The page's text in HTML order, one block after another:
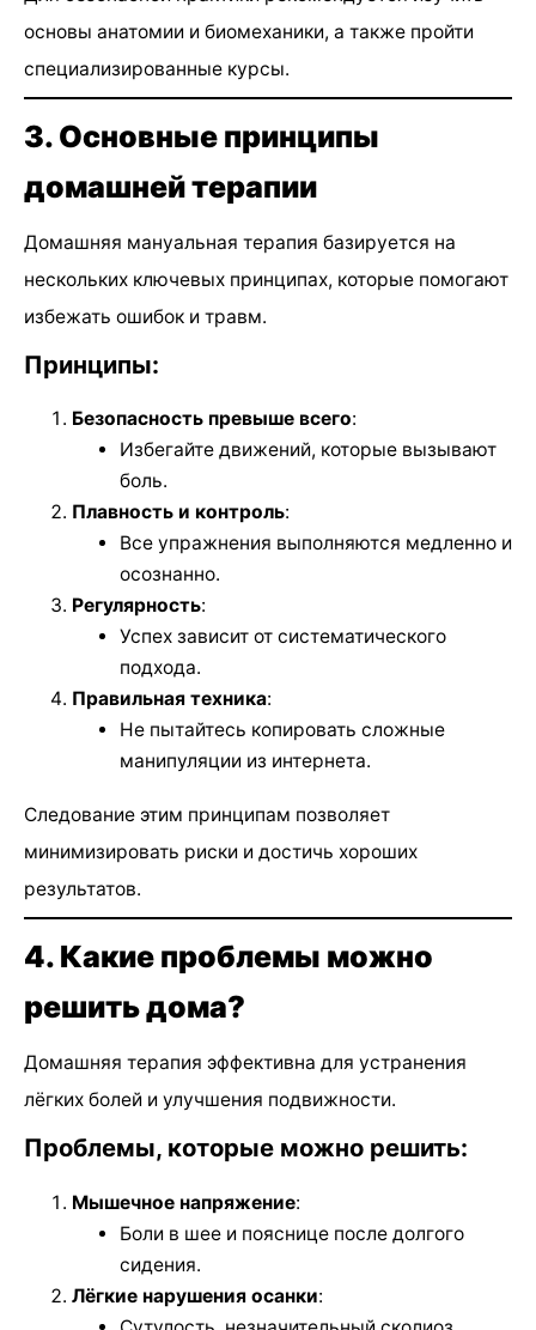
основы анатомии и биомеханики, а также пройти
специализированные курсы.
3. Основные принципы
домашней терапии
Домашняя мануальная терапия базируется на
нескольких ключевых принципах, которые помогают
избежать ошибок и травм.
Принципы:
Безопасность превыше всего:
Избегайте движений, которые вызывают
боль.
Плавность и контроль:
Все упражнения выполняются медленно и
осознанно.
Регулярность:
Успех зависит от систематического
подхода.
Правильная техника:
Не пытайтесь копировать сложные
манипуляции из интернета.
Следование этим принципам позволяет
минимизировать риски и достичь хороших
результатов.
4. Какие проблемы можно
решить дома?
Домашняя терапия эффективна для устранения
лёгких болей и улучшения подвижности.
Проблемы, которые можно решить:
Мышечное напряжение:
Боли в шее и пояснице после долгого
сидения.
Лёгкие нарушения осанки: